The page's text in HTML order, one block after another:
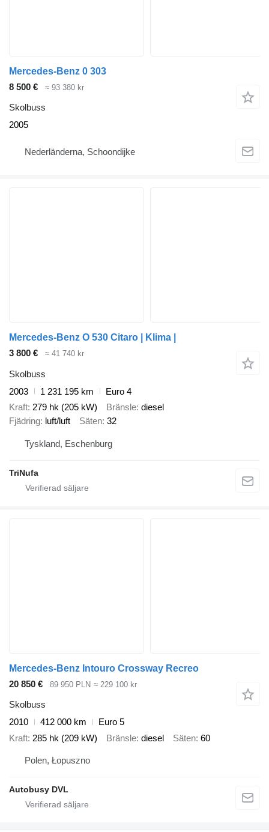
Mercedes-Benz 0 303
8 500 €
≈ 93 380 kr
Skolbuss
2005
Nederländerna, Schoondijke
Mercedes-Benz O 530 Citaro | Klima |
3 800 €
≈ 41 740 kr
Skolbuss
2003
1 231 195 km
Euro 4
Kraft 279 hk (205 kW) Bränsle diesel
Fjädring luft/luft Säten 32
Tyskland, Eschenburg
TriNufa
Mercedes-Benz Intouro Crossway Recreo
20 850 €
89 950 PLN ≈ 229 100 kr
Skolbuss
2010
412 000 km
Euro 5
Kraft 285 hk (209 kW) Bränsle diesel Säten 60
Polen, Łopuszno
Autobusy DVL